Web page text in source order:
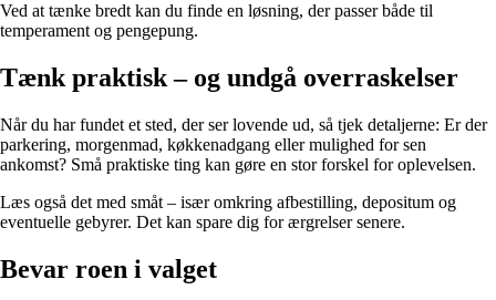
Ved at tænke bredt kan du finde en løsning, der passer både til
temperament og pengepung.
Tænk praktisk – og undgå overraskelser
Når du har fundet et sted, der ser lovende ud, så tjek detaljerne: Er der
parkering, morgenmad, køkkenadgang eller mulighed for sen
ankomst? Små praktiske ting kan gøre en stor forskel for oplevelsen.
Læs også det med småt – især omkring afbestilling, depositum og
eventuelle gebyrer. Det kan spare dig for ærgrelser senere.
Bevar roen i valget